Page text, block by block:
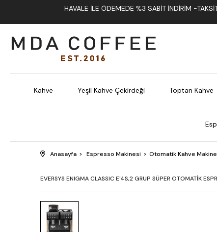
HAVALE İLE ÖDEMEDE %3 SABIT İNDIRIM -
Kahve Yeşil Kahve Çekirdeği Toptan Kahve
Anasayfa Espresso Makinesi Otomatik Kahve
EVERSYS ENIGMA CLASSIC E'4S,2 GRUP SÜPER OTOMATİK